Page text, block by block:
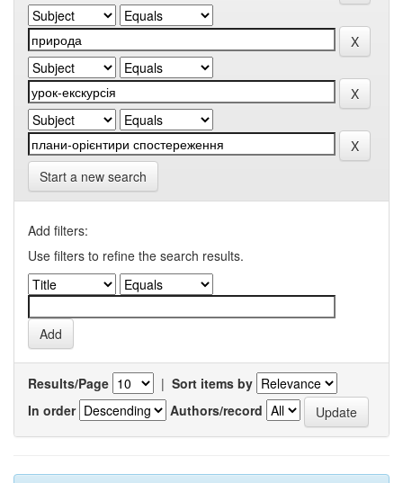
Start a new search
Add filters:
Use filters to refine the search results.
Results/Page | Sort items by
In order
Authors/record